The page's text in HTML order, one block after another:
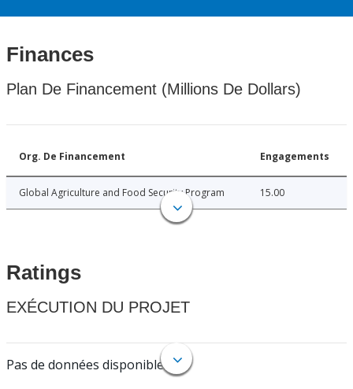
Finances
Plan De Financement (Millions De Dollars)
Org. De Financement Engagements
Global Agriculture and Food Security Program 15.00
Ratings
EXÉCUTION DU PROJET
Pas de données disponibles.